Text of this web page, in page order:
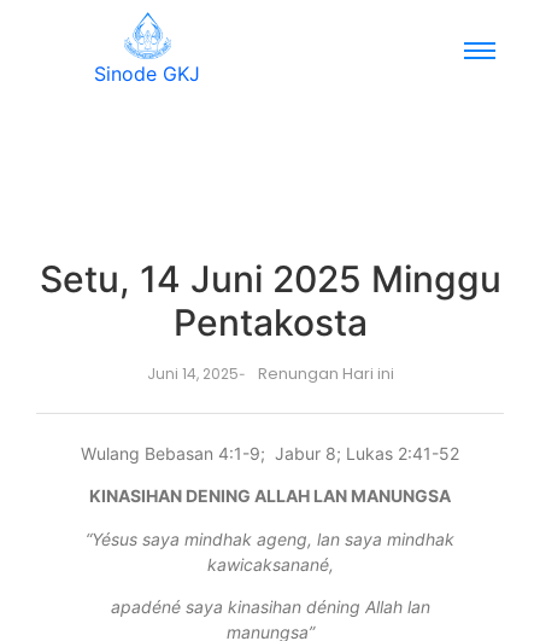
Sinode GKJ
Setu, 14 Juni 2025 Minggu
Pentakosta
Juni 14, 2025- Renungan Hari ini
Wulang Bebasan 4:1-9; Jabur 8; Lukas 2:41-52
KINASIHAN DENING ALLAH LAN MANUNGSA
“Yésus saya mindhak ageng, lan saya mindhak
kawicaksanané,
apadéné saya kinasihan déning Allah lan
manungsa”